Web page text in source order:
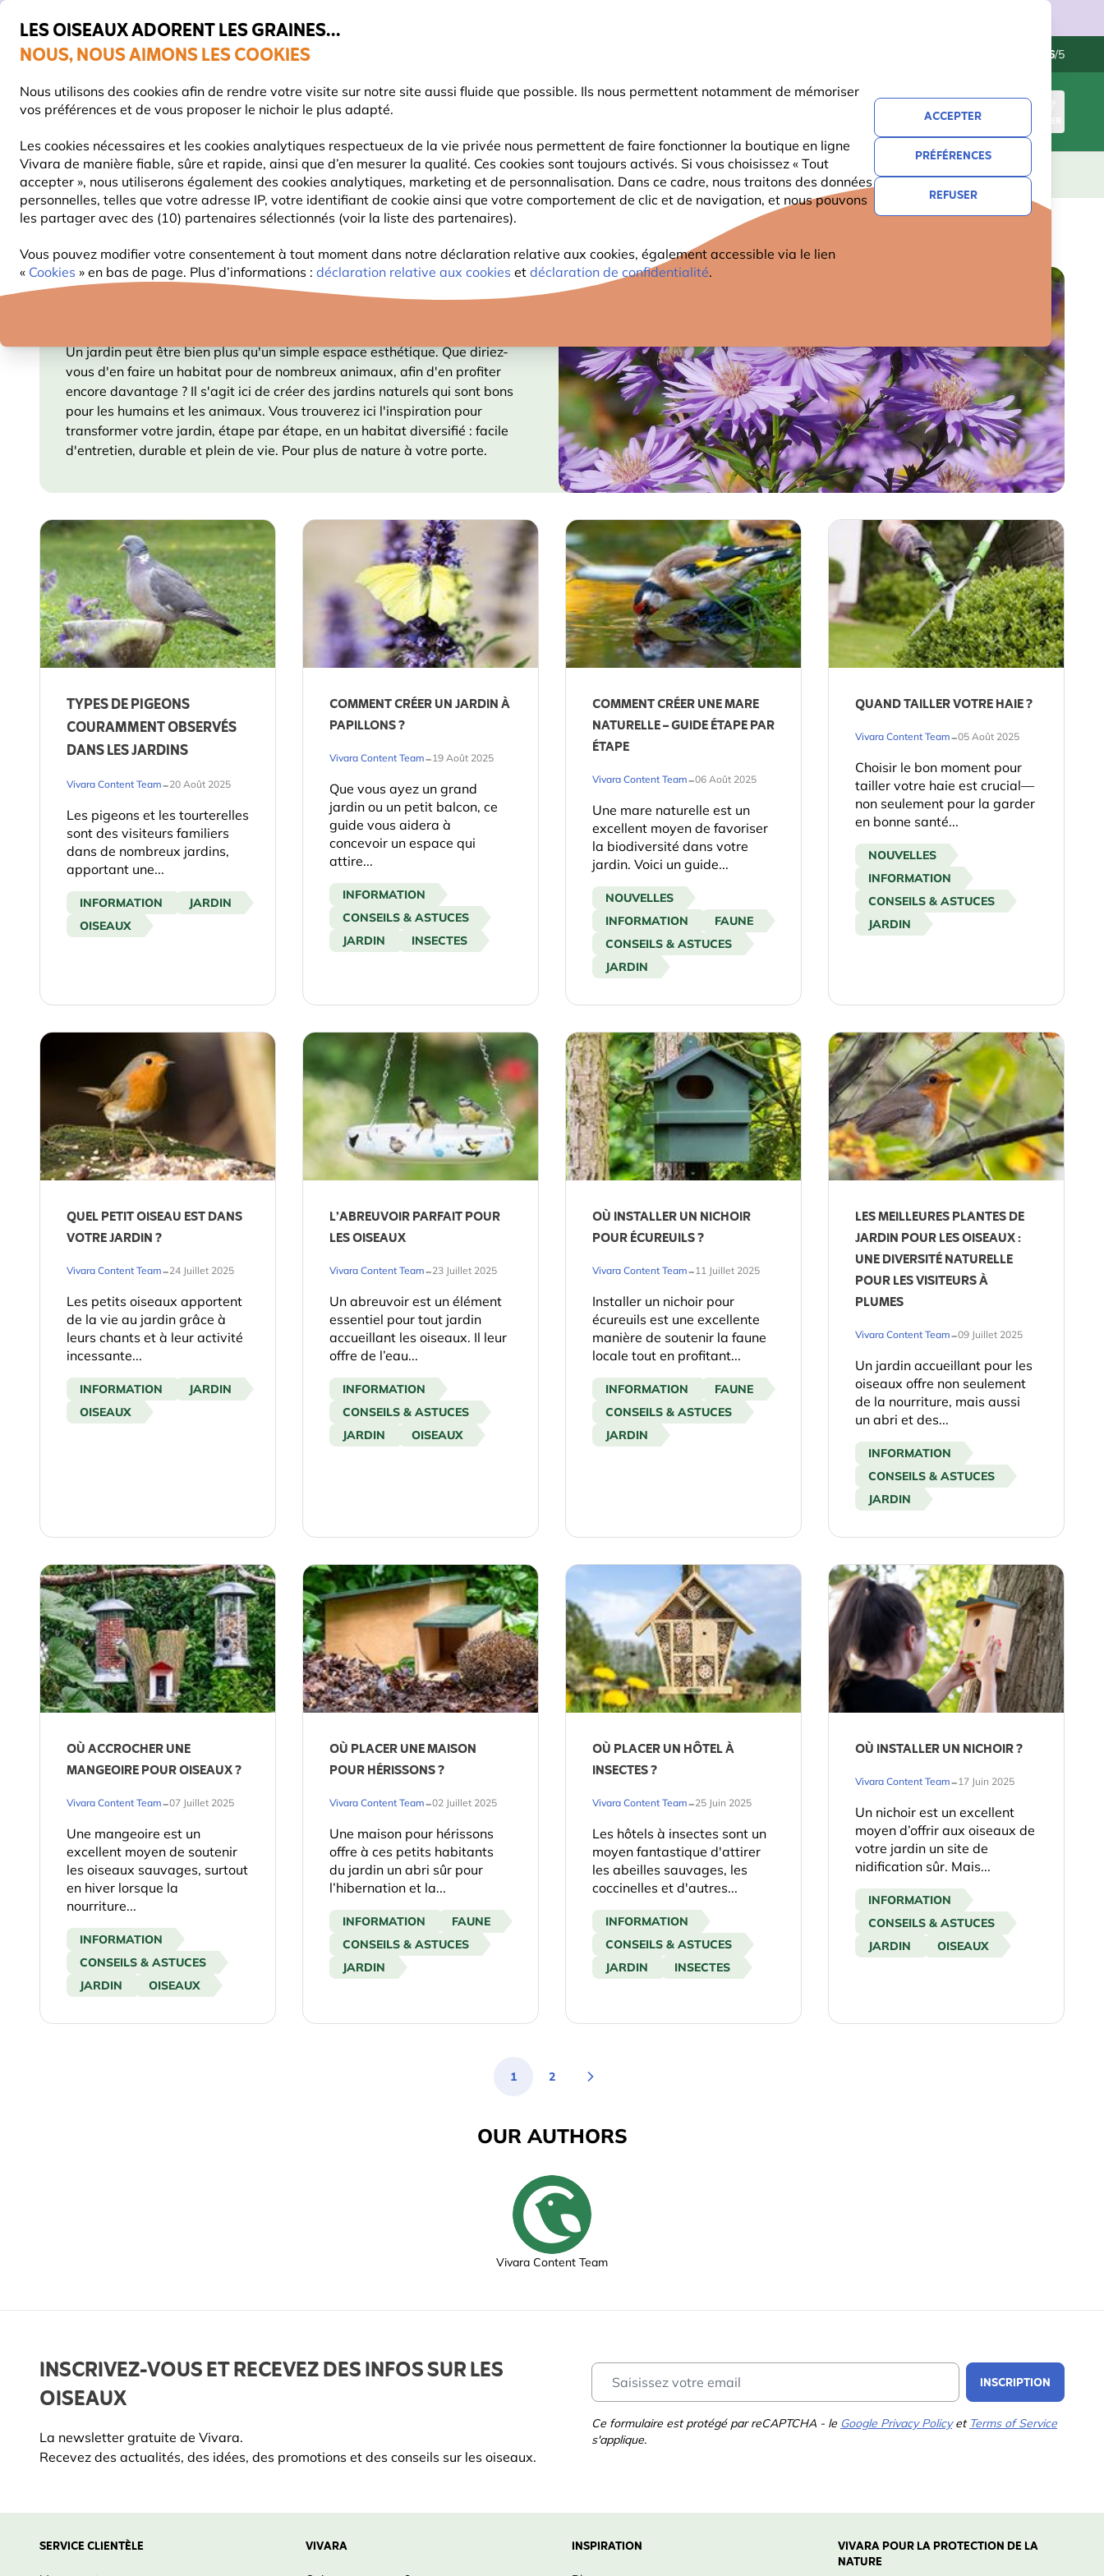
LES OISEAUX ADORENT LES GRAINES...
NOUS, NOUS AIMONS LES COOKIES
Nous utilisons des cookies afin de rendre votre visite sur notre site aussi fluide que possible. Ils nous permettent notamment de mémoriser
vos préférences et de vous proposer le nichoir le plus adapté.
Les cookies nécessaires et les cookies analytiques respectueux de la vie privée nous permettent de faire fonctionner la boutique en ligne
Vivara de manière fiable, sûre et rapide, ainsi que d’en mesurer la qualité. Ces cookies sont toujours activés. Si vous choisissez « Tout
accepter », nous utiliserons également des cookies analytiques, marketing et de personnalisation. Dans ce cadre, nous traitons des données
personnelles, telles que votre adresse IP, votre identifiant de cookie ainsi que votre comportement de clic et de navigation, et nous pouvons
les partager avec des (10) partenaires sélectionnés (voir la liste des partenaires).
Vous pouvez modifier votre consentement à tout moment dans notre déclaration relative aux cookies, également accessible via le lien
« Cookies » en bas de page. Plus d’informations : déclaration relative aux cookies et déclaration de confidentialité.
ACCEPTER
PRÉFÉRENCES
REFUSER
Très bien noté dans 11 pays
Livraison express gratuite dès 59 € 4.6/5
Chercher
CONNEXION
NOURRITURE MANGEOIRES NICHOIRS FAUNE PLANTES OBSERVATION ENFANTS CADEAUX NOUVEAUTÉS OFFRES
Blog Information Jardin
Un jardin peut être bien plus qu'un simple espace esthétique. Que diriez-
vous d'en faire un habitat pour de nombreux animaux, afin d'en profiter
encore davantage ? Il s'agit ici de créer des jardins naturels qui sont bons
pour les humains et les animaux. Vous trouverez ici l'inspiration pour
transformer votre jardin, étape par étape, en un habitat diversifié : facile
d'entretien, durable et plein de vie. Pour plus de nature à votre porte.
TYPES DE PIGEONS
COURAMMENT OBSERVÉS
DANS LES JARDINS
Vivara Content Team-20 Août 2025
Les pigeons et les tourterelles
sont des visiteurs familiers
dans de nombreux jardins,
apportant une...
INFORMATION
JARDIN
OISEAUX
COMMENT CRÉER UN JARDIN À
PAPILLONS ?
Vivara Content Team-19 Août 2025
Que vous ayez un grand
jardin ou un petit balcon, ce
guide vous aidera à
concevoir un espace qui
attire...
INFORMATION
CONSEILS & ASTUCES
JARDIN
INSECTES
COMMENT CRÉER UNE MARE
NATURELLE – GUIDE ÉTAPE PAR
ÉTAPE
Vivara Content Team-06 Août 2025
Une mare naturelle est un
excellent moyen de favoriser
la biodiversité dans votre
jardin. Voici un guide...
NOUVELLES
INFORMATION
FAUNE
CONSEILS & ASTUCES
JARDIN
QUAND TAILLER VOTRE HAIE ?
Vivara Content Team-05 Août 2025
Choisir le bon moment pour
tailler votre haie est crucial—
non seulement pour la garder
en bonne santé...
NOUVELLES
INFORMATION
CONSEILS & ASTUCES
JARDIN
QUEL PETIT OISEAU EST DANS
VOTRE JARDIN ?
Vivara Content Team-24 Juillet 2025
Les petits oiseaux apportent
de la vie au jardin grâce à
leurs chants et à leur activité
incessante...
INFORMATION
JARDIN
OISEAUX
L’ABREUVOIR PARFAIT POUR
LES OISEAUX
Vivara Content Team-23 Juillet 2025
Un abreuvoir est un élément
essentiel pour tout jardin
accueillant les oiseaux. Il leur
offre de l’eau...
INFORMATION
CONSEILS & ASTUCES
JARDIN
OISEAUX
OÙ INSTALLER UN NICHOIR
POUR ÉCUREUILS ?
Vivara Content Team-11 Juillet 2025
Installer un nichoir pour
écureuils est une excellente
manière de soutenir la faune
locale tout en profitant...
INFORMATION
FAUNE
CONSEILS & ASTUCES
JARDIN
LES MEILLEURES PLANTES DE
JARDIN POUR LES OISEAUX :
UNE DIVERSITÉ NATURELLE
POUR LES VISITEURS À
PLUMES
Vivara Content Team-09 Juillet 2025
Un jardin accueillant pour les
oiseaux offre non seulement
de la nourriture, mais aussi
un abri et des...
INFORMATION
CONSEILS & ASTUCES
JARDIN
OÙ ACCROCHER UNE
MANGEOIRE POUR OISEAUX ?
Vivara Content Team-07 Juillet 2025
Une mangeoire est un
excellent moyen de soutenir
les oiseaux sauvages, surtout
en hiver lorsque la
nourriture...
INFORMATION
CONSEILS & ASTUCES
JARDIN
OISEAUX
OÙ PLACER UNE MAISON
POUR HÉRISSONS ?
Vivara Content Team-02 Juillet 2025
Une maison pour hérissons
offre à ces petits habitants
du jardin un abri sûr pour
l’hibernation et la...
INFORMATION
FAUNE
CONSEILS & ASTUCES
JARDIN
OÙ PLACER UN HÔTEL À
INSECTES ?
Vivara Content Team-25 Juin 2025
Les hôtels à insectes sont un
moyen fantastique d'attirer
les abeilles sauvages, les
coccinelles et d'autres...
INFORMATION
CONSEILS & ASTUCES
JARDIN
INSECTES
OÙ INSTALLER UN NICHOIR ?
Vivara Content Team-17 Juin 2025
Un nichoir est un excellent
moyen d’offrir aux oiseaux de
votre jardin un site de
nidification sûr. Mais...
INFORMATION
CONSEILS & ASTUCES
JARDIN
OISEAUX
You're currently reading page
1 Page
2
OUR AUTHORS
Vivara Content Team
INSCRIVEZ-VOUS ET RECEVEZ DES INFOS SUR LES
OISEAUX
La newsletter gratuite de Vivara.
Recevez des actualités, des idées, des promotions et des conseils sur les oiseaux.
INSCRIPTION
Ce formulaire est protégé par reCAPTCHA - le Google Privacy Policyet Terms of Service
s'applique.
SERVICE CLIENTÈLE VIVARA INSPIRATION VIVARA POUR LA PROTECTION DE LA
NATURE